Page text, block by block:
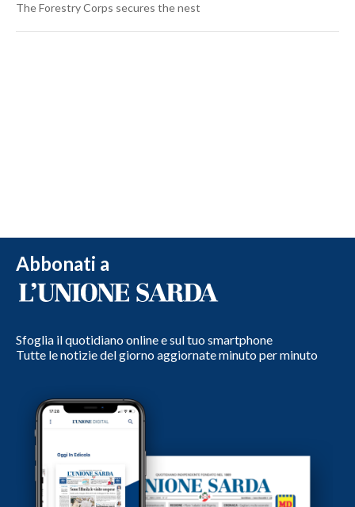
The Forestry Corps secures the nest
Abbonati a
Sfoglia il quotidiano online e sul tuo smartphone
Tutte le notizie del giorno aggiornate minuto per minuto